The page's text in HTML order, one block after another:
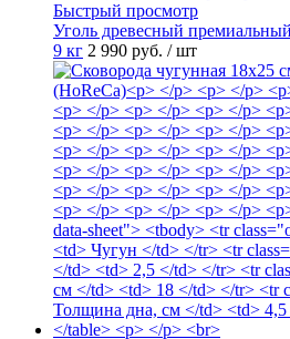
Быстрый просмотр
Уголь древесный
9 кг 2 990 руб. / шт